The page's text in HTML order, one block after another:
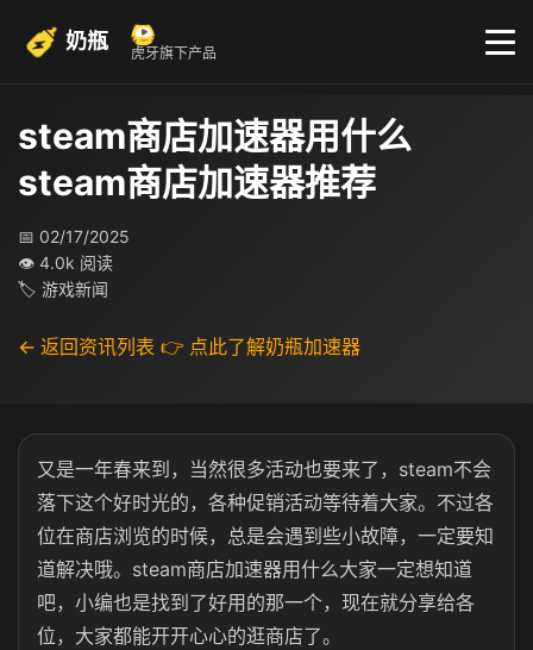
奶瓶 虎牙旗下产品
steam商店加速器用什么
steam商店加速器推荐
📅 02/17/2025
👁 4.0k 阅读
🏷 游戏新闻
← 返回资讯列表 👉 点此了解奶瓶加速器
又是一年春来到，当然很多活动也要来了，steam不会
落下这个好时光的，各种促销活动等待着大家。不过各
位在商店浏览的时候，总是会遇到些小故障，一定要知
道解决哦。steam商店加速器用什么大家一定想知道
吧，小编也是找到了好用的那一个，现在就分享给各
位，大家都能开开心心的逛商店了。